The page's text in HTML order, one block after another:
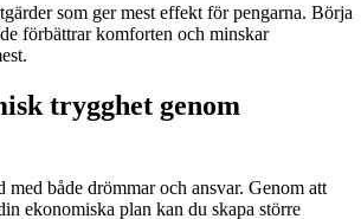
som ger mest effekt för pengarna. Börja
förbättrar komforten och minskar
trygghet genom
med både drömmar och ansvar. Genom att
ekonomiska plan kan du skapa större